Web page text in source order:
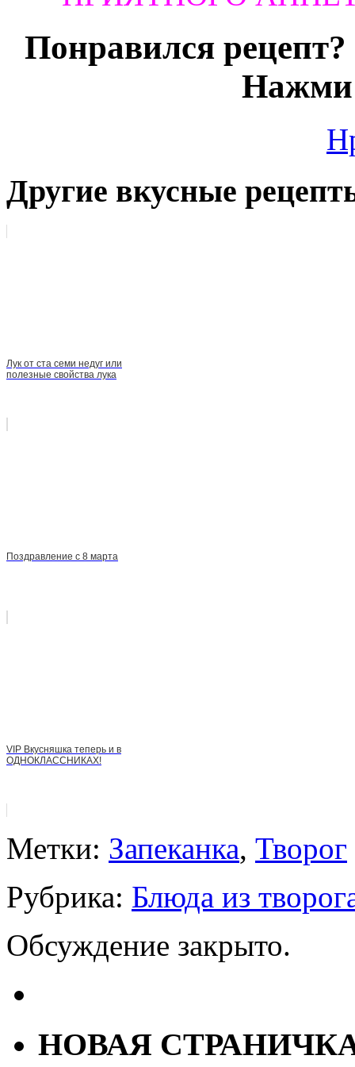
Понравился
Нажми
Другие вкусные
Лук от ста семи недуг или
полезные свойства лука
Поздравление с 8 марта
VIP Вкусняшка теперь и в
ОДНОКЛАССНИКАХ!
Метки: Запеканка, Творог
Рубрика: Блюда из
Обсуждение закрыто.
НОВАЯ